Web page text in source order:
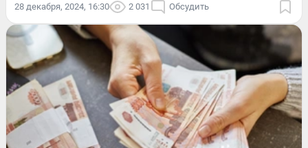
28 декабря, 2024, 16:30 2 031 Обсудить